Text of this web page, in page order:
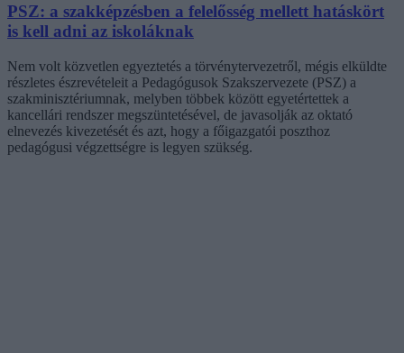
PSZ: a szakképzésben a felelősség mellett hatáskört
is kell adni az iskoláknak
Nem volt közvetlen egyeztetés a törvénytervezetről, mégis elküldte
részletes észrevételeit a Pedagógusok Szakszervezete (PSZ) a
szakminisztériumnak, melyben többek között egyetértettek a
kancellári rendszer megszüntetésével, de javasolják az oktató
elnevezés kivezetését és azt, hogy a főigazgatói poszthoz
pedagógusi végzettségre is legyen szükség.